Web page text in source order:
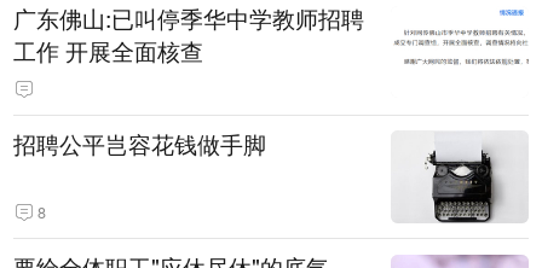
广东佛山:已叫停季华中学教师招聘
工作 开展全面核查
招聘公平岂容花钱做手脚
8